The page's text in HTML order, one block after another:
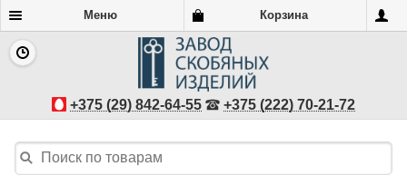
Меню Корзина
+375 (29) 842-64-55 +375 (222) 70-21-72